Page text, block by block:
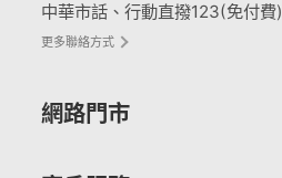
中華市話、行動直撥123(免付費)
更多聯絡方式
網路門市